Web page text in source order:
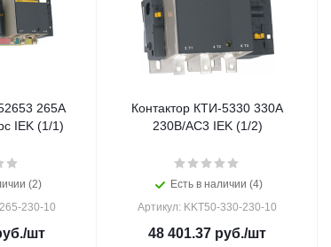
265А
IEK (1/1)
(2)
230-10
/шт
Контактор КТИ-5330 330А
230В/АС3 IEK (1/2)
Есть в наличии (4)
Артикул: KKT50-330-230-10
48 401.37 руб./шт